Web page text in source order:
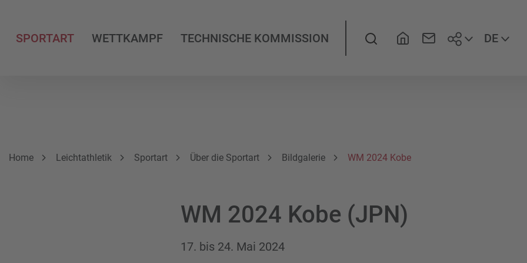
SPORTART WETTKAMPF TECHNISCHE KOMMISSION Suche Folgen Sie
DE
Breadcrumbnavigation
Sie befinden sich hier:
Home Leichtathletik Sportart Über die Sportart Bildgalerie WM 2024 Kobe
WM 2024 Kobe (JPN)
17. bis 24. Mai 2024